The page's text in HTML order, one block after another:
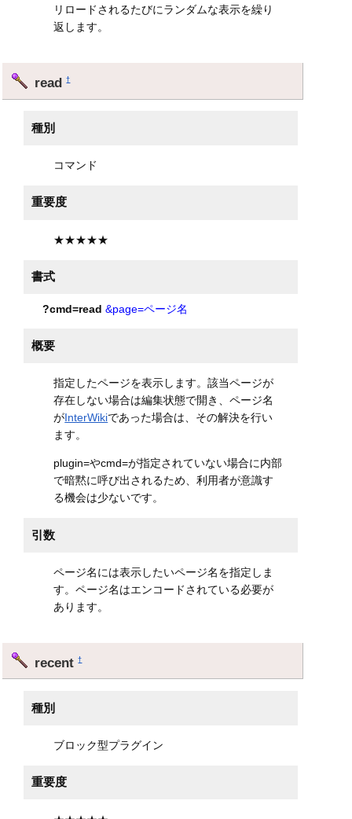
リロードされるたびにランダムな表示を繰り
返します。
read†
種別
コマンド
重要度
★★★★★
書式
?cmd=read &page=ページ名
概要
指定したページを表示します。該当ページが
存在しない場合は編集状態で開き、ページ名
がInterWikiであった場合は、その解決を行い
ます。
plugin=やcmd=が指定されていない場合に内部
で暗黙に呼び出されるため、利用者が意識す
る機会は少ないです。
引数
ページ名には表示したいページ名を指定しま
す。ページ名はエンコードされている必要が
あります。
recent†
種別
ブロック型プラグイン
重要度